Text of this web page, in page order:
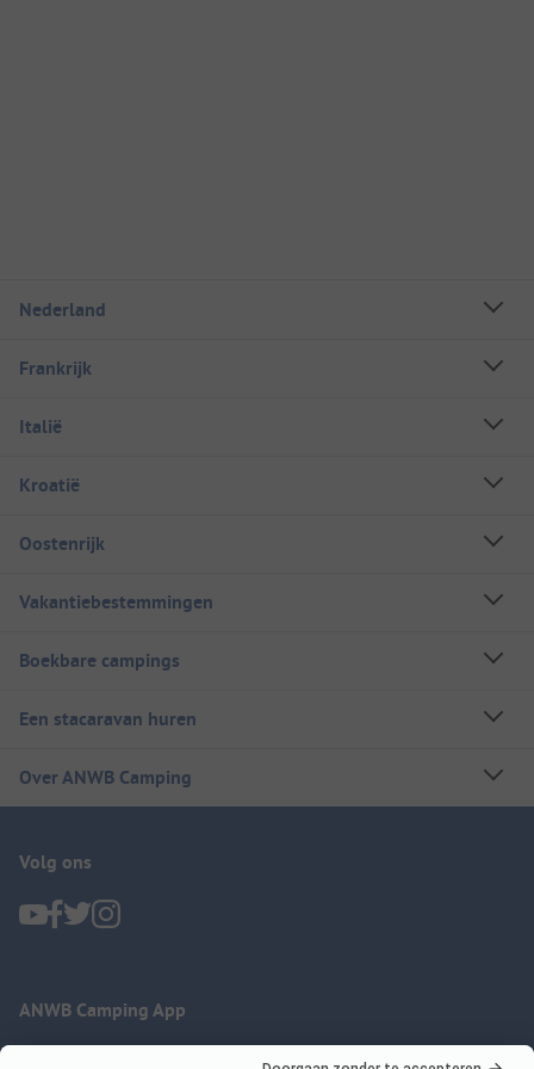
Nederland
Frankrijk
Italië
Kroatië
Oostenrijk
Vakantiebestemmingen
Boekbare campings
Een stacaravan huren
Over ANWB Camping
Volg ons
ANWB Camping App